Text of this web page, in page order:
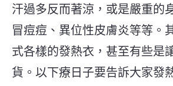
汗過多反而著涼，或是嚴重的
冒痘痘、異位性皮膚炎等等。
式各樣的發熱衣，甚至有些是
貨。以下療日子要告訴大家發